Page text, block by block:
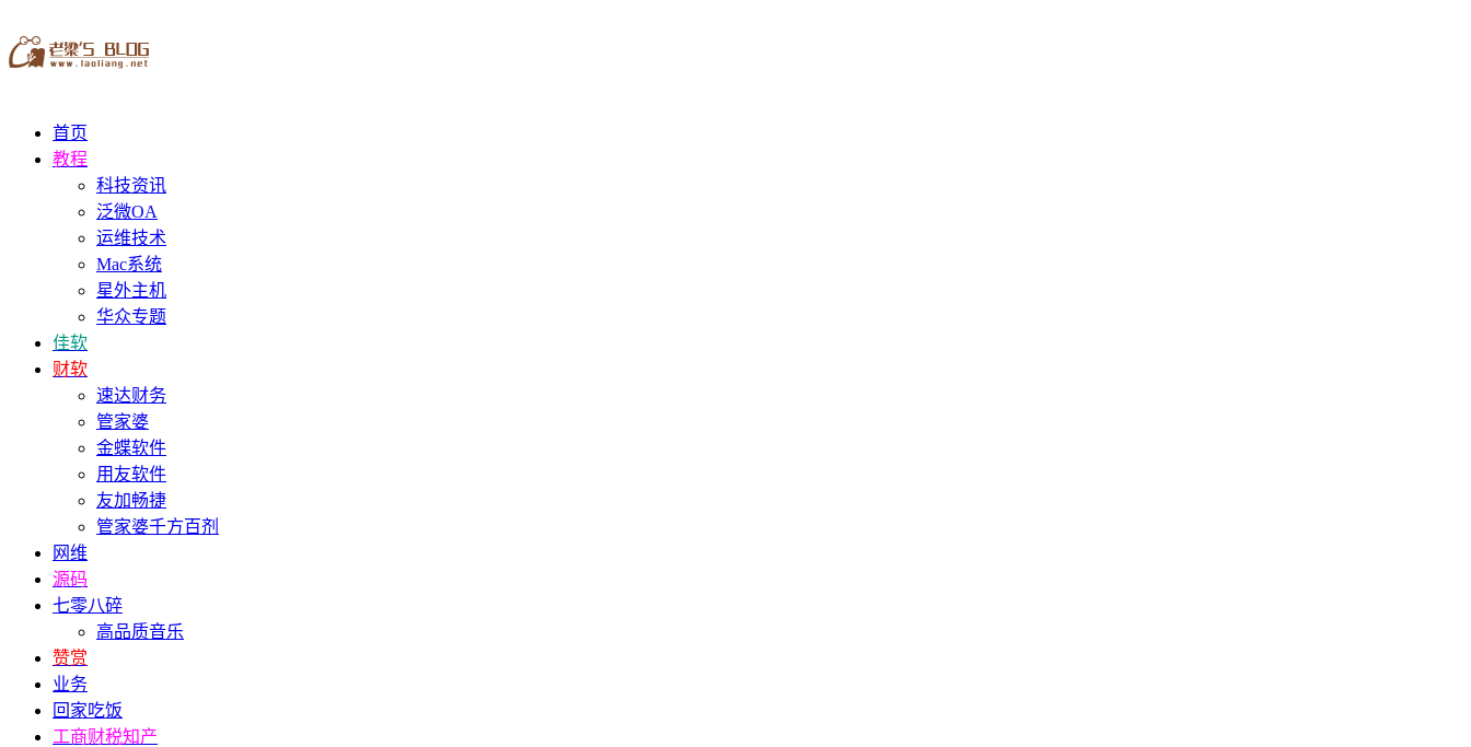
首页
教程
科技资讯
泛微OA
运维技术
Mac系统
星外主机
华众专题
佳软
财软
速达财务
管家婆
金蝶软件
用友软件
友加畅捷
管家婆千方百剂
网维
源码
七零八碎
高品质音乐
赞赏
业务
回家吃饭
工商财税知产